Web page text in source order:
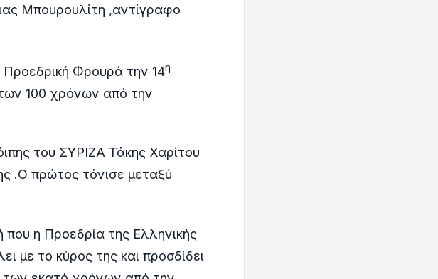
Μπουρουλίτη ,αντίγραφο
Φρουρά την 14η
100 χρόνων από την
του ΣΥΡΙΖΑ Τάκης Χαρίτου
.Ο πρώτος τόνισε μεταξύ
που η Προεδρία της Ελληνικής
με το κύρος της και προσδίδει